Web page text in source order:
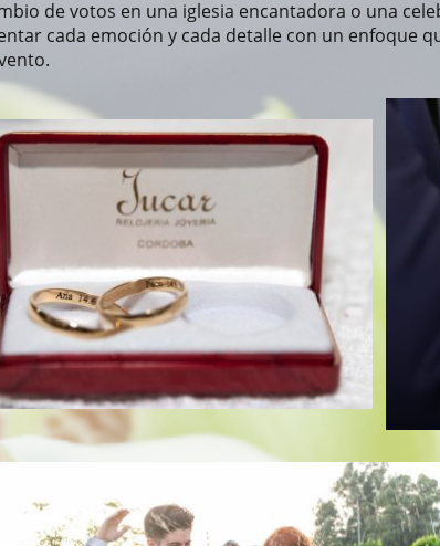
de votos en una iglesia encantadora o una
cada emoción y cada detalle con un enfoque